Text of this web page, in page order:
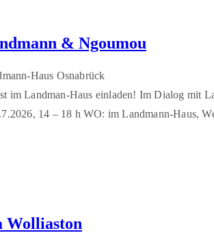
& Ngoumou
Haus Osnabrück
im Landman-Haus einladen! Im Dialog
14 – 18 h WO: im Landmann-Haus,
Wolliaston